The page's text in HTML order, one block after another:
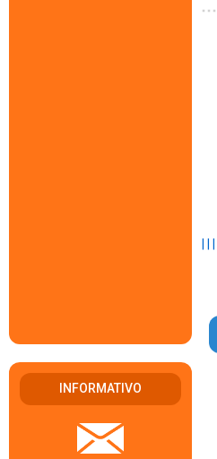
INFORMATIVO